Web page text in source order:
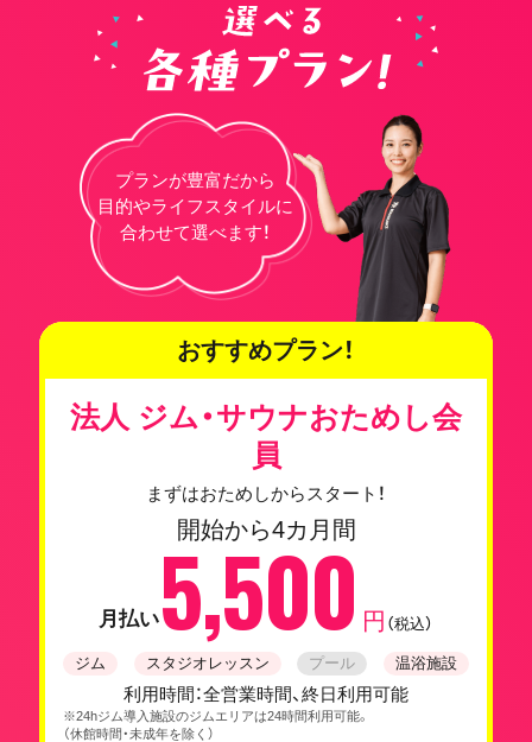
プランが豊富だから
目的やライフスタイルに
合わせて選べます！
おすすめプラン！
法人 ジム・サウナおためし会
員
まずはおためしからスタート！
開始から4カ月間
月払い5,500 円 （税込）
ジム スタジオレッスン プール 温浴施設
利用時間：全営業時間、終日利用可能
※24hジム導入施設のジムエリアは24時間利用可能。
（休館時間・未成年を除く）